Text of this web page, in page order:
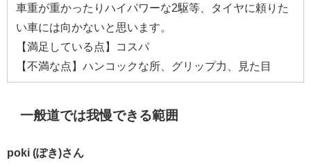
車重が重かったりハイパワーな2駆等、タイヤに頼りた
い車には向かないと思います。
【満足している点】コスパ
【不満な点】ハンコックな所、グリップ力、見た目
一般道では我慢できる範囲
poki (ぽき)さん